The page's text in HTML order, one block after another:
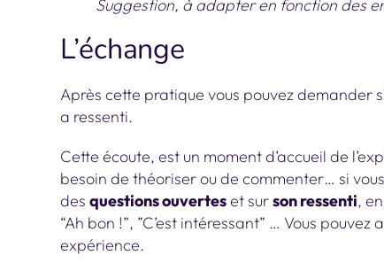
Suggestion, à adapter en fonction des
L’échange
Après cette pratique vous pouvez demander
a ressenti.
Cette écoute, est un moment d’accueil de
besoin de théoriser ou de commenter… si
des questions ouverteset surson ressenti,
“Ah bon !”, ”C’est intéressant” … Vous
expérience.